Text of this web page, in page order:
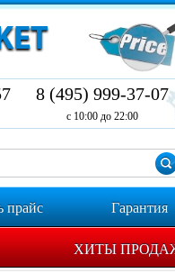
8 (495) 999-37-07
с 10:00 до 22:00
прайс Гарантия
ХИТЫ